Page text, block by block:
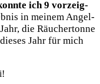
ich 9 vor­zeig­
in mei­nem Angel­
die Räu­cher­ton­ne
Jahr für mich